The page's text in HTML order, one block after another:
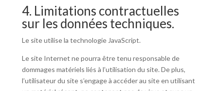
4. Limitations contractuelles
sur les données techniques.
Le site utilise la technologie JavaScript.
Le site Internet ne pourra être tenu responsable de
dommages matériels liés à l’utilisation du site. De plus,
l’utilisateur du site s’engage à accéder au site en utilisant